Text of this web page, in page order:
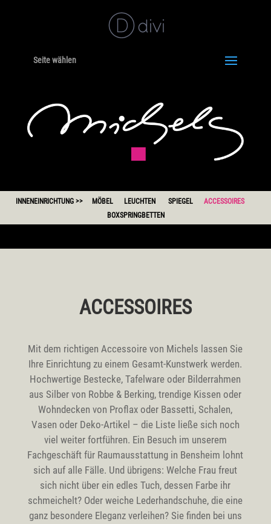
Seite wählen
INNENEINRICHTUNG >> MÖBEL LEUCHTEN SPIEGEL ACCESSOIRES
BOXSPRINGBETTEN
ACCESSOIRES
Mit dem richtigen Accessoire von Michels lassen Sie
Ihre Einrichtung zu einem Gesamt-Kunstwerk werden.
Hochwertige Bestecke, Tafelware oder Bilderrahmen
aus Silber von Robbe & Berking, trendige Kissen oder
Wohndecken von Proflax oder Bassetti, Schalen,
Vasen oder Deko-Artikel – die Liste ließe sich noch
viel weiter fortführen. Ein Besuch im unserem
Fachgeschäft für Raumausstattung in Bensheim lohnt
sich auf alle Fälle. Und übrigens: Welche Frau freut
sich nicht über ein edles Tuch, dessen Farbe ihr
schmeichelt? Oder weiche Lederhandschuhe, die eine
ganz besondere Eleganz verleihen? Sie finden bei uns